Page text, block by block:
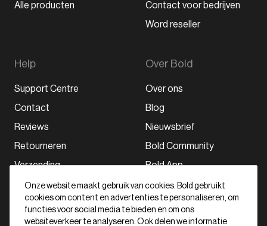
Alle producten
Contact voor bedrijven
Word reseller
Help
Support Centre
Contact
Reviews
Retourneren
Verzending
Over Bold
Over ons
Blog
Nieuwsbrief
Bold Community
Bold App
Schrijf je in voor onze nieuwsbrief
Onze website maakt gebruik van cookies. Bold gebruikt
cookies om content en advertenties te personaliseren, om
functies voor social media te bieden en om ons
websiteverkeer te analyseren. Ook delen we informatie